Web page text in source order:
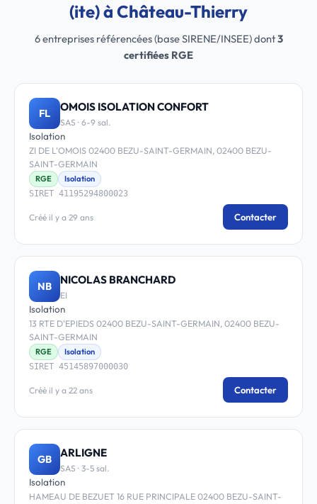
(ite) à Château-Thierry
6 entreprises référencées (base SIRENE/INSEE) dont3
certifiées RGE
FL OMOIS ISOLATION CONFORT
SAS · 6-9 sal.
Isolation
ZI DE L'OMOIS 02400 BEZU-SAINT-GERMAIN, 02400 BEZU-
SAINT-GERMAIN
RGE
Isolation
SIRET 41195294800023
Créé il y a 29 ans Contacter
NB NICOLAS BRANCHARD
EI
Isolation
13 RTE D'EPIEDS 02400 BEZU-SAINT-GERMAIN, 02400 BEZU-
SAINT-GERMAIN
RGE
Isolation
SIRET 45145897000030
Créé il y a 22 ans Contacter
GB ARLIGNE
SAS · 3-5 sal.
Isolation
HAMEAU DE BEZUET 16 RUE PRINCIPALE 02400 BEZU-SAINT-